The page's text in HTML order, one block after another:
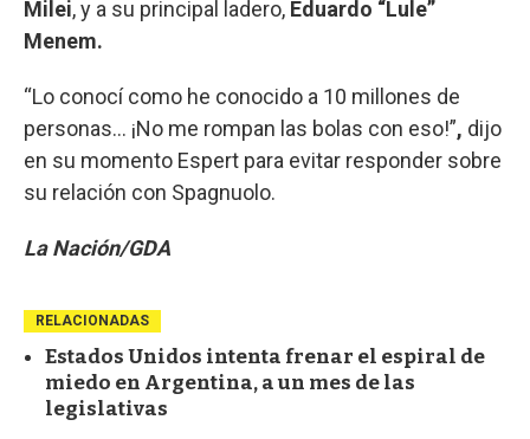
Milei, y a su principal ladero, Eduardo “Lule”
Menem.
“Lo conocí como he conocido a 10 millones de
personas... ¡No me rompan las bolas con eso!”, dijo
en su momento Espert para evitar responder sobre
su relación con Spagnuolo.
La Nación/GDA
RELACIONADAS
Estados Unidos intenta frenar el espiral de
miedo en Argentina, a un mes de las
legislativas